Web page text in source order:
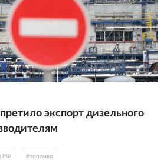
экспорт дизельного
РФ #топливо